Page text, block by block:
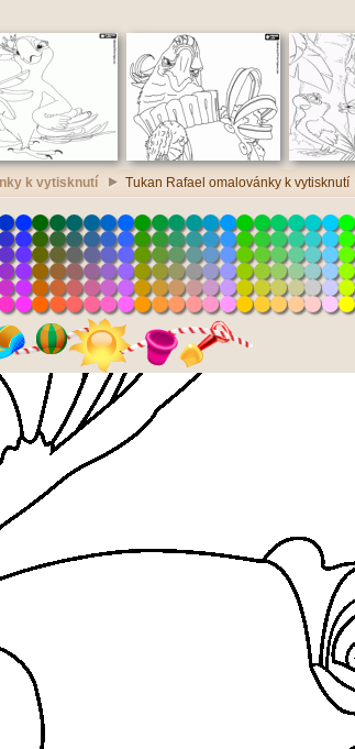
k vytisknutí Tukan Rafael omalovánky k vytisknutí